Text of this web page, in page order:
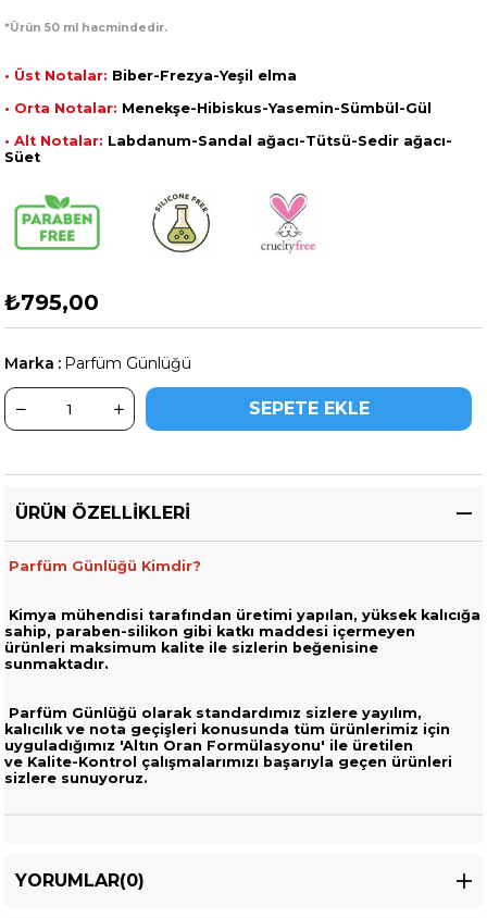
*Ürün 50 ml hacmindedir.
• Üst Notalar: Biber-Frezya-Yeşil elma
• Orta Notalar: Menekşe-Hibiskus-Yasemin-Sümbül-Gül
• Alt Notalar: Labdanum-Sandal ağacı-Tütsü-Sedir ağacı-
Süet
₺795,00
Marka : Parfüm Günlüğü
ÜRÜN ÖZELLIKLERI
Parfüm Günlüğü Kimdir?
Kimya mühendisi tarafından üretimi yapılan, yüksek kalıcığa
sahip, paraben-silikon gibi katkı maddesi içermeyen
ürünleri maksimum kalite ile sizlerin beğenisine
sunmaktadır.
Parfüm Günlüğü olarak standardımız sizlere yayılım,
kalıcılık ve nota geçişleri konusunda tüm ürünlerimiz için
uyguladığımız 'Altın Oran Formülasyonu' ile üretilen
ve Kalite-Kontrol çalışmalarımızı başarıyla geçen ürünleri
sizlere sunuyoruz.
YORUMLAR(0)